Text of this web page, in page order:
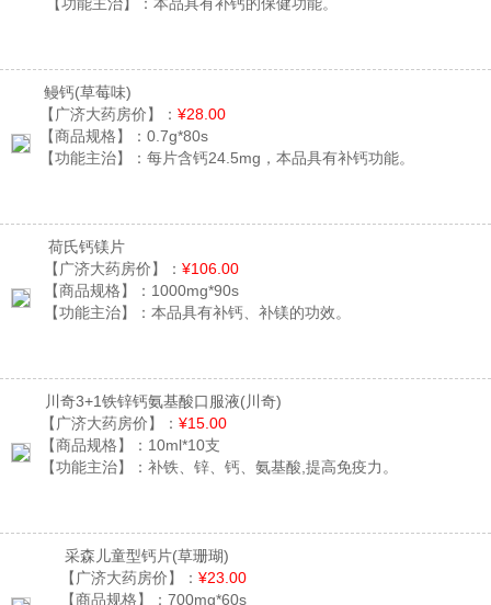
【功能主治】： 本品具有补钙的保健功能。
鳗钙(草莓味)
【广济大药房价】： ¥28.00
【商品规格】： 0.7g*80s
【功能主治】： 每片含钙24.5mg，本品具有补钙功能。
荷氏钙镁片
【广济大药房价】： ¥106.00
【商品规格】： 1000mg*90s
【功能主治】： 本品具有补钙、补镁的功效。
川奇3+1铁锌钙氨基酸口服液(川奇)
【广济大药房价】： ¥15.00
【商品规格】： 10ml*10支
【功能主治】： 补铁、锌、钙、氨基酸,提高免疫力。
采森儿童型钙片(草珊瑚)
【广济大药房价】： ¥23.00
【商品规格】： 700mg*60s